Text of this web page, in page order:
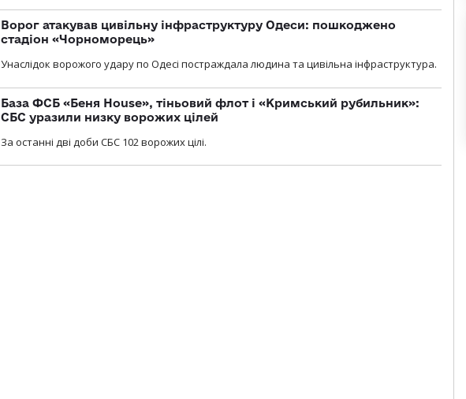
Ворог атакував цивільну інфраструктуру Одеси: пошкоджено
стадіон «Чорноморець»
Унаслідок ворожого удару по Одесі постраждала людина та цивільна інфраструктура.
База ФСБ «Беня House», тіньовий флот і «Кримський рубильник»:
СБС уразили низку ворожих цілей
За останні дві доби СБС 102 ворожих цілі.